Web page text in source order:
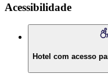
Acessibilidade
Hotel com acesso